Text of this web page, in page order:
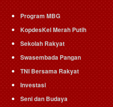
Program MBG
KopdesKel Merah Putih
Sekolah Rakyat
Swasembada Pangan
TNI Bersama Rakyat
Investasi
Seni dan Budaya